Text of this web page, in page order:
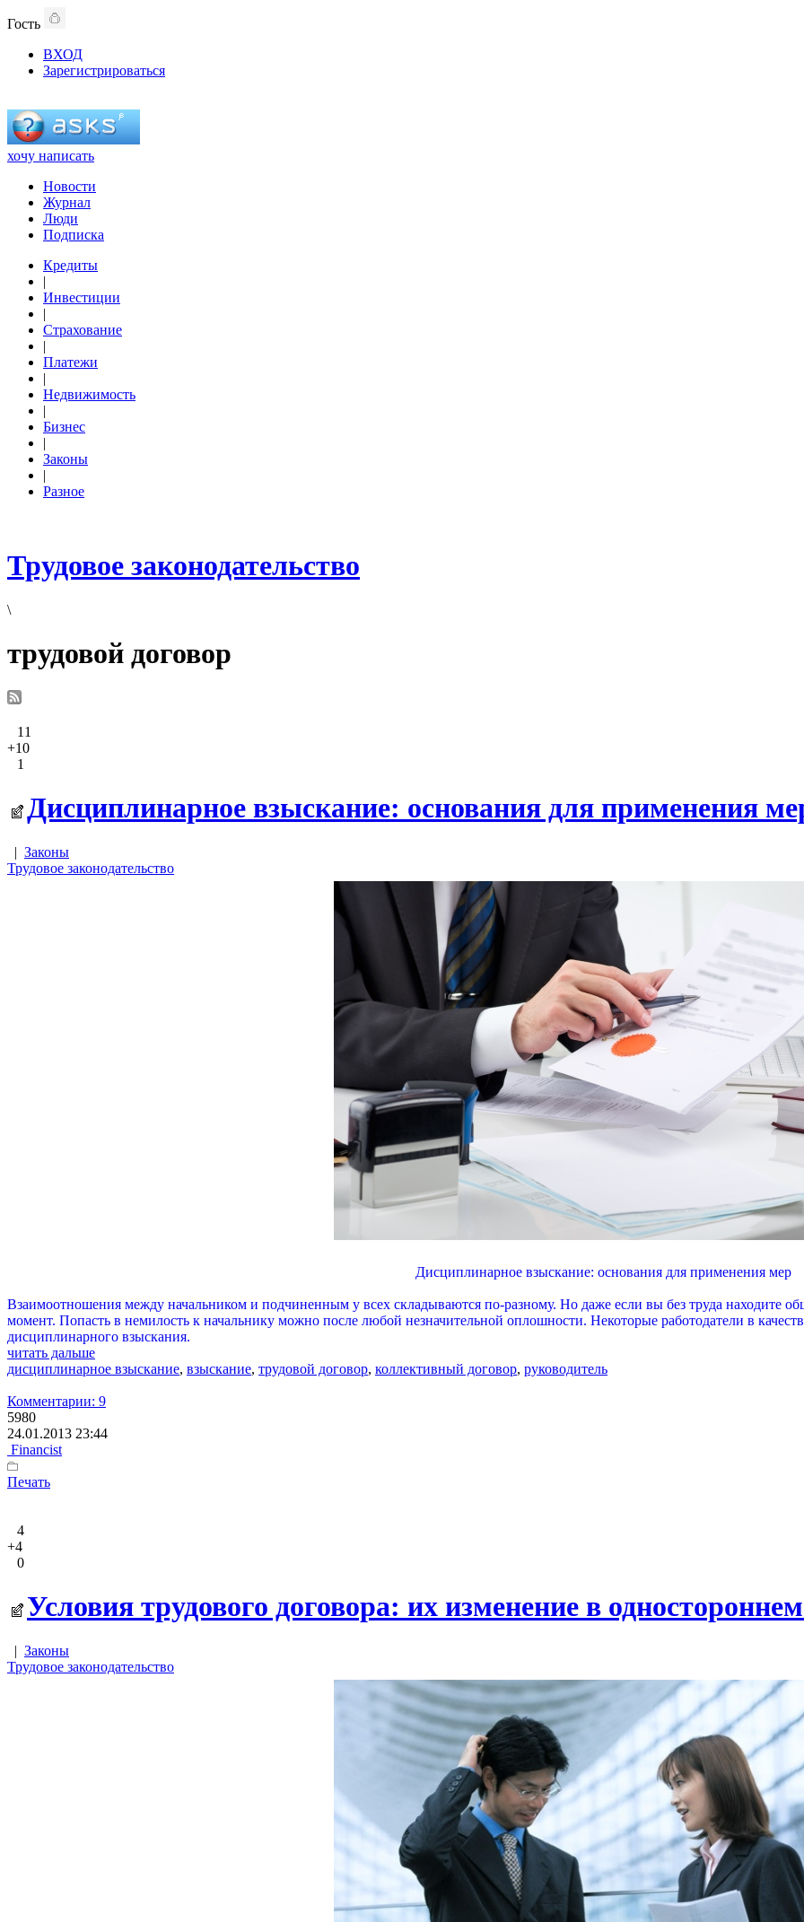
Гость
ВХОД
Зарегистрироваться
хочу написать
Новости
Журнал
Люди
Подписка
Кредиты
|
Инвестиции
|
Страхование
|
Платежи
|
Недвижимость
|
Бизнес
|
Законы
|
Разное
Трудовое законодательство
\
трудовой договор
11
+10
1
Дисциплинарное взыскание: основания для применения
| Законы
Трудовое законодательство
Дисциплинарное взыскание: основания для применения мер
Взаимоотношения между начальником и подчиненным у всех складываются по-разному. Но даже если вы без труда находите
момент. Попасть в немилость к начальнику можно после любой незначительной оплошности. Некоторые работодатели в
дисциплинарного взыскания.
читать дальше
дисциплинарное взыскание, взыскание, трудовой договор, коллективный договор, руководитель
Комментарии: 9
5980
24.01.2013 23:44
Financist
Печать
4
+4
0
Условия трудового договора: их изменение в
| Законы
Трудовое законодательство